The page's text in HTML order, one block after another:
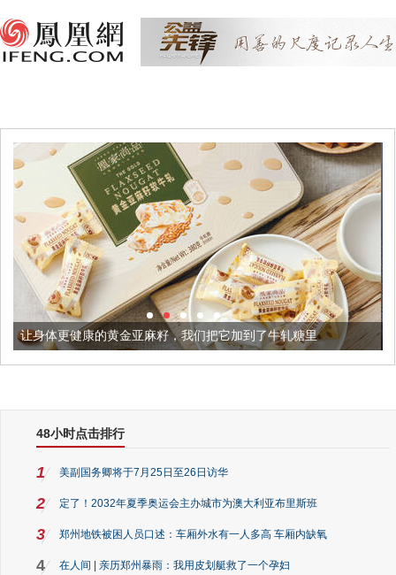
亚麻籽，我们把它加到了牛轧糖里 被列入佛家七宝的它
48小时点击排行
1 美副国务卿将于7月25日至26日访华
2 定了！2032年夏季奥运会主办城市为澳大利亚布里斯班
3 郑州地铁被困人员口述：车厢外水有一人多高 车厢内缺氧
4 在人间 | 亲历郑州暴雨：我用皮划艇救了一个孕妇